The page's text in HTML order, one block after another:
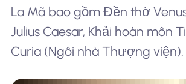
La Mã bao gồm Đền thờ
Julius Caesar, Khải hoàn môn
Curia (Ngôi nhà Thượng viện).